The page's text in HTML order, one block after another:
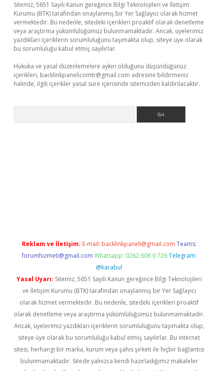
Sitemiz, 5651 Sayılı Kanun gereğince Bilgi Teknolojileri ve İletişim
Kurumu (BTK) tarafından onaylanmış bir Yer Sağlayıcı olarak hizmet
vermektedir. Bu nedenle, sitedeki içerikleri proaktif olarak denetleme
veya araştırma yükümlülüğümüz bulunmamaktadır. Ancak, üyelerimiz
yazdıkları içeriklerin sorumluluğunu taşımakta olup, siteye üye olarak
bu sorumluluğu kabul etmiş sayılırlar.
Hukuka ve yasal düzenlemelere aykırı olduğunu düşündüğünüz
içerikleri, backlinkpanelicomtr@gmail.com adresine bildirmeniz
halinde, ilgili içerikler yasal süre içerisinde sitemizden kaldırılacaktır.
Reklam ve İletişim: E-mail: backlinkpaneli@gmail.com Teams:
forumhizmeti@gmail.com Whatsapp: 0262 606 0 726 Telegram:
@karabul
Yasal Uyarı: Sitemiz, 5651 Sayılı Kanun gereğince Bilgi Teknolojileri
ve İletişim Kurumu (BTK) tarafından onaylanmış bir Yer Sağlayıcı
olarak hizmet vermektedir. Bu nedenle, sitedeki içerikleri proaktif
olarak denetleme veya araştırma yükümlülüğümüz bulunmamaktadır.
Ancak, üyelerimiz yazdıkları içeriklerin sorumluluğunu taşımakta olup,
siteye üye olarak bu sorumluluğu kabul etmiş sayılırlar. Bu internet
sitesi, herhangi bir marka, kurum veya şahıs şirketi ile hiçbir bağlantısı
bulunmamaktadır. Sitede yalnızca kendi hazırladığımız makaleler